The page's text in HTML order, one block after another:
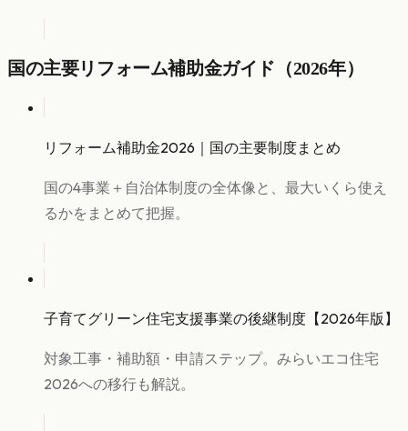
国の主要リフォーム補助金ガイド（2026年）
リフォーム補助金2026｜国の主要制度まとめ
国の4事業＋自治体制度の全体像と、最大いくら使え
るかをまとめて把握。
子育てグリーン住宅支援事業の後継制度【2026年版】
対象工事・補助額・申請ステップ。みらいエコ住宅
2026への移行も解説。